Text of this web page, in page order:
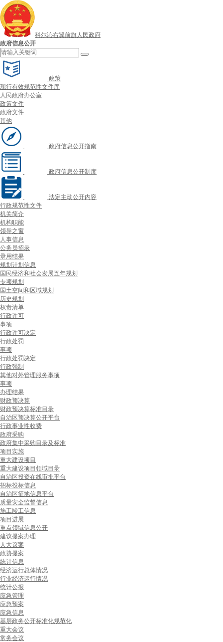
科尔沁右翼前旗人民政府
政府信息公开
政策
现行有效规范性文件库
人民政府办公室
政策文件
政府文件
其他
政府信息公开指南
政府信息公开制度
法定主动公开内容
行政规范性文件
机关简介
机构职能
领导之窗
人事信息
公务员招录
录用结果
规划计划信息
国民经济和社会发展五年规划
专项规划
国土空间和区域规划
历史规划
权责清单
行政许可
事项
行政许可决定
行政处罚
事项
行政处罚决定
行政强制
其他对外管理服务事项
事项
办理结果
财政预决算
财政预决算标准目录
自治区预决算公开平台
行政事业性收费
政府采购
政府集中采购目录及标准
项目实施
重大建设项目
重大建设项目领域目录
自治区投资在线审批平台
招标投标信息
自治区征地信息平台
质量安全监督信息
施工竣工信息
项目进展
重点领域信息公开
建议提案办理
人大议案
政协提案
统计信息
经济运行总体情况
行业经济运行情况
统计公报
应急管理
应急预案
应急信息
基层政务公开标准化规范化
重大会议
常务会议